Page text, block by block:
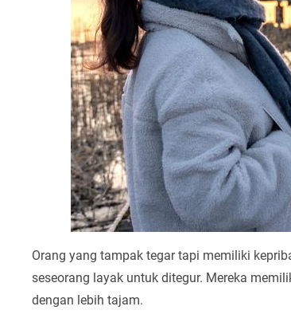
Orang yang tampak tegar tapi memiliki
seseorang layak untuk ditegur. Mereka
dengan lebih tajam.